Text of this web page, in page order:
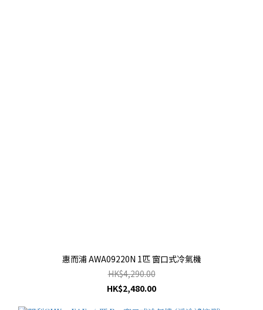
惠而浦 AWA09220N 1匹 窗口式冷氣機
HK$4,290.00
HK$2,480.00